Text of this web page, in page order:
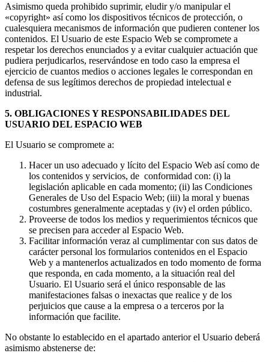
Asimismo queda prohibido suprimir, eludir y/o manipular el
«copyright» así como los dispositivos técnicos de protección, o
cualesquiera mecanismos de información que pudieren contener los
contenidos. El Usuario de este Espacio Web se compromete a
respetar los derechos enunciados y a evitar cualquier actuación que
pudiera perjudicarlos, reservándose en todo caso la empresa el
ejercicio de cuantos medios o acciones legales le correspondan en
defensa de sus legítimos derechos de propiedad intelectual e
industrial.
5. OBLIGACIONES Y RESPONSABILIDADES DEL
USUARIO DEL ESPACIO WEB
El Usuario se compromete a:
Hacer un uso adecuado y lícito del Espacio Web así como de
los contenidos y servicios, de conformidad con: (i) la
legislación aplicable en cada momento; (ii) las Condiciones
Generales de Uso del Espacio Web; (iii) la moral y buenas
costumbres generalmente aceptadas y (iv) el orden público.
Proveerse de todos los medios y requerimientos técnicos que
se precisen para acceder al Espacio Web.
Facilitar información veraz al cumplimentar con sus datos de
carácter personal los formularios contenidos en el Espacio
Web y a mantenerlos actualizados en todo momento de forma
que responda, en cada momento, a la situación real del
Usuario. El Usuario será el único responsable de las
manifestaciones falsas o inexactas que realice y de los
perjuicios que cause a la empresa o a terceros por la
información que facilite.
No obstante lo establecido en el apartado anterior el Usuario deberá
asimismo abstenerse de: